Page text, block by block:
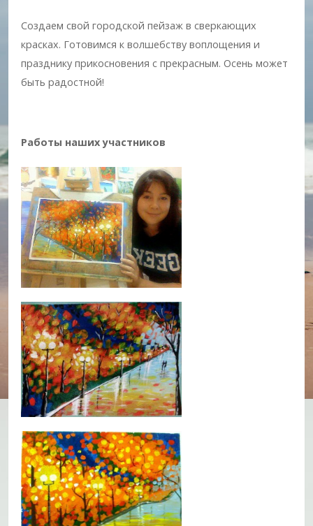
Создаем свой городской пейзаж в сверкающих
красках. Готовимся к волшебству воплощения и
празднику прикосновения с прекрасным. Осень может
быть радостной!
Работы наших участников